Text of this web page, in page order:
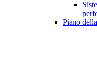
Piano